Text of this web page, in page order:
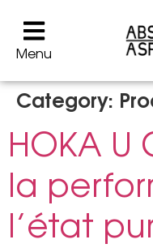
Menu
Category:
HOKA U
la
l’état